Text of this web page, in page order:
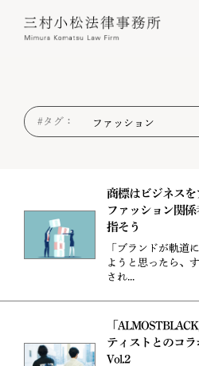
#タグ：
商標はビジネスを
ファッション関
指そう
「ブランドが軌道
ようと思ったら、
され...
「
ティストとのコ
Vol.2